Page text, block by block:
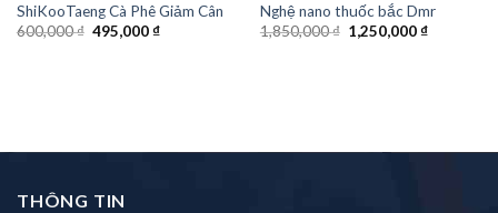
ShiKooTaeng Cà Phê Giảm Cân
600,000₫ 495,000₫
Nghệ nano thuốc bắc Dmr
1,850,000₫ 1,250,000₫
THÔNG TIN